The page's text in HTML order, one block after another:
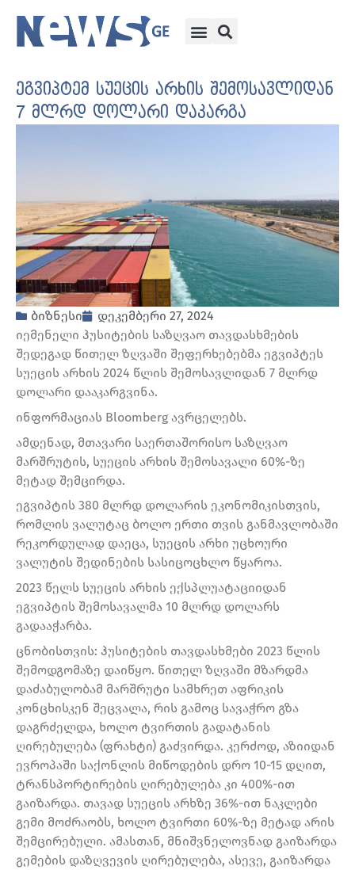
ეგვიპტემ სუეცის არხის შემოსავლიდან
7 მლრდ დოლარი დაკარგა
ბიზნესი
დეკემბერი 27, 2024
იემენელი ჰუსიტების საზღვაო თავდასხმების
შედეგად წითელ ზღვაში შეფერხებებმა ეგვიპტეს
სუეცის არხის 2024 წლის შემოსავლიდან 7 მლრდ
დოლარი დააკარგვინა.
ინფორმაციას Bloomberg ავრცელებს.
ამდენად, მთავარი საერთაშორისო საზღვაო
მარშრუტის, სუეცის არხის შემოსავალი 60%-ზე
მეტად შემცირდა.
ეგვიპტის 380 მლრდ დოლარის ეკონომიკისთვის,
რომლის ვალუტაც ბოლო ერთი თვის განმავლობაში
რეკორდულად დაეცა, სუეცის არხი უცხოური
ვალუტის შედინების სასიცოცხლო წყაროა.
2023 წელს სუეცის არხის ექსპლუატაციიდან
ეგვიპტის შემოსავალმა 10 მლრდ დოლარს
გადააჭარბა.
ცნობისთვის: ჰუსიტების თავდასხმები 2023 წლის
შემოდგომაზე დაიწყო. წითელ ზღვაში მზარდმა
დაძაბულობამ მარშრუტი სამხრეთ აფრიკის
კონცხისკენ შეცვალა, რის გამოც სავაჭრო გზა
დაგრძელდა, ხოლო ტვირთის გადატანის
ღირებულება (ფრახტი) გაძვირდა. კერძოდ, აზიიდან
ევროპაში საქონლის მიწოდების დრო 10-15 დღით,
ტრანსპორტირების ღირებულება კი 400%-ით
გაიზარდა. თავად სუეცის არხზე 36%-ით ნაკლები
გემი მოძრაობს, ხოლო ტვირთი 60%-ზე მეტად არის
შემცირებული. ამასთან, მნიშვნელოვნად გაიზარდა
გემების დაზღვევის ღირებულება, ასევე, გაიზარდა